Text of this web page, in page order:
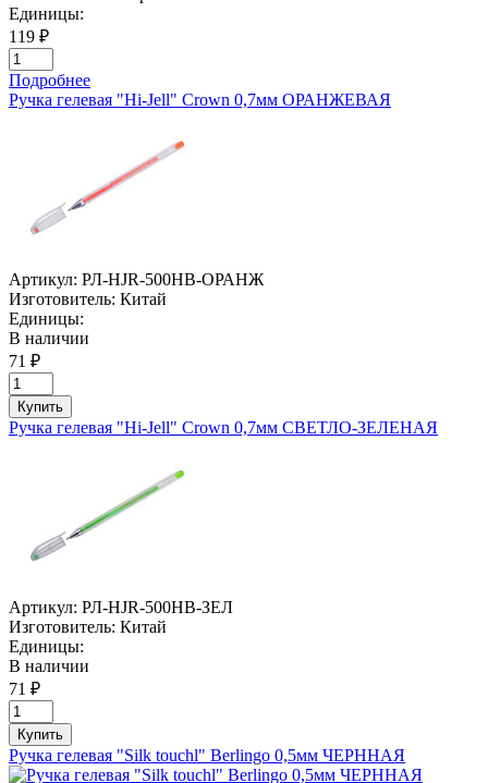
Единицы:
119 ₽
Подробнее
Ручка гелевая "Hi-Jell" Crown 0,7мм ОРАНЖЕВАЯ
Артикул: РЛ-HJR-500HB-ОРАНЖ
Изготовитель: Китай
Единицы:
В наличии
71 ₽
Купить
Ручка гелевая "Hi-Jell" Crown 0,7мм СВЕТЛО-ЗЕЛЕНАЯ
Артикул: РЛ-HJR-500HB-ЗЕЛ
Изготовитель: Китай
Единицы:
В наличии
71 ₽
Купить
Ручка гелевая "Silk touchl" Berlingo 0,5мм ЧЕРННАЯ